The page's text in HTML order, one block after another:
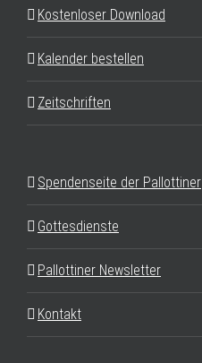
Kostenloser Download
Kalender bestellen
Zeitschriften
Spendenseite der Pallottiner
Gottesdienste
Pallottiner Newsletter
Kontakt